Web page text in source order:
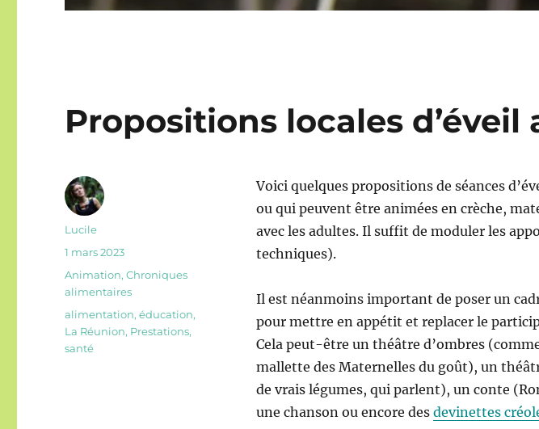
Propositions locales d’éveil
Voici quelques propositions de séances
ou qui peuvent être animées en crèche,
avec les adultes. Il suffit de moduler les
techniques).
Il est néanmoins important de poser un
pour mettre en appétit et replacer le
Cela peut-être un théâtre d’ombres
mallette des Maternelles du goût), un
de vrais légumes, qui parlent), un conte
une chanson ou encore des devinettes
Auteur
Lucile
Publié
1 mars 2023
Catégories
Animation,Chroniques
alimentaires
Étiquettes
alimentation,éducation,
La Réunion, Prestations,
santé